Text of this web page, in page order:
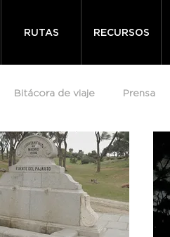
RUTAS RECURSOS
Bitácora de viaje Prensa